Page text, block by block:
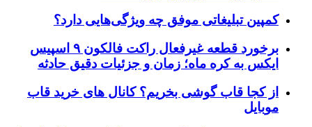
کمپین تبلیغاتی موفق چه ویژگی‌هایی دارد؟
برخورد قطعه غیرفعال راکت فالکون ۹ اسپیس
ایکس به کره ماه؛ زمان و جزئیات دقیق حادثه
از کجا قاب گوشی بخریم؟ کانال های خرید قاب
موبایل